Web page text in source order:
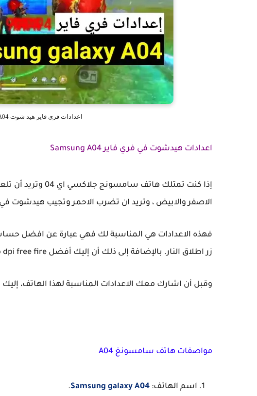
اعدادات فري فاير هيد شوت Samsung galaxy A04
اعدادات هيدشوت في فري فاير Samsung A04
إذا كنت تمتلك
الاصفر والابيض ، وتريد ان تضرب الاحمر وتجيب هيدشوت
زر اطلاق النار. بالإضافة إلى ذلك أن إليك أفضل dpi free fire مناسب للهيد شوت، فهيا بنا.
وقبل أن اشارك معك الاعدادات المناسبة لهذا الهاتف،
مواصفات هاتف سامسونغ A04
اسم الهاتف: Samsung galaxy A04
.